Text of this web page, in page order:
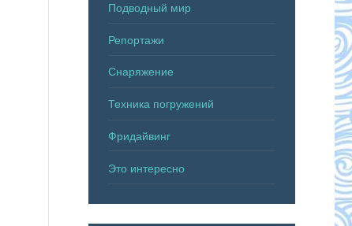
Подводный мир
Репортажи
Снаряжение
Техника погружений
Фридайвинг
Это интересно